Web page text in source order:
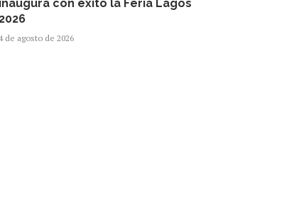
inaugura con éxito la Feria Lagos
2026
de agosto de 2026